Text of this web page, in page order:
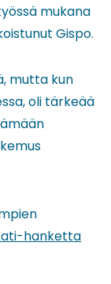
mukana
Gispo.
mutta kun
oli tärkeää
hanketta